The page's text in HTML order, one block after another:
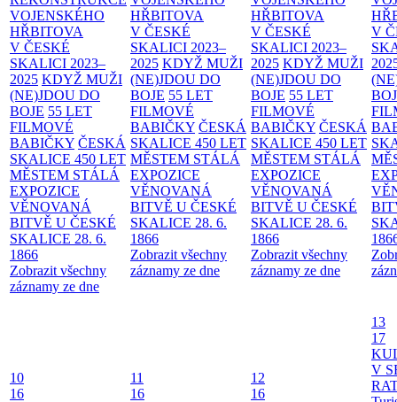
VOJENSKÉHO
HŘBITOVA
V ČESKÉ
SKALICI 2023–
2025 KDYŽ MUŽI
(NE)JDOU DO
BOJE 55 LET
FILMOVÉ
BABIČKY ČESKÁ
SKALICE 450 LET
MĚSTEM STÁLÁ
EXPOZICE
VĚNOVANÁ
BITVĚ U ČESKÉ
SKALICE 28. 6.
1866
Zobrazit všechny
záznamy ze dne
HŘBITOVA
V ČESKÉ
SKALICI 2023–
2025 KDYŽ MUŽI
(NE)JDOU DO
BOJE 55 LET
FILMOVÉ
BABIČKY ČESKÁ
SKALICE 450 LET
MĚSTEM STÁLÁ
EXPOZICE
VĚNOVANÁ
BITVĚ U ČESKÉ
SKALICE 28. 6.
1866
Zobrazit všechny
záznamy ze dne
HŘBITOVA
V ČESKÉ
SKALICI 2023–
2025 KDYŽ MUŽI
(NE)JDOU DO
BOJE 55 LET
FILMOVÉ
BABIČKY ČESKÁ
SKALICE 450 LET
MĚSTEM STÁLÁ
EXPOZICE
VĚNOVANÁ
BITVĚ U ČESKÉ
SKALICE 28. 6.
1866
Zobrazit všechny
záznamy ze dne
V
10
16
11
16
12
16
13
17
V